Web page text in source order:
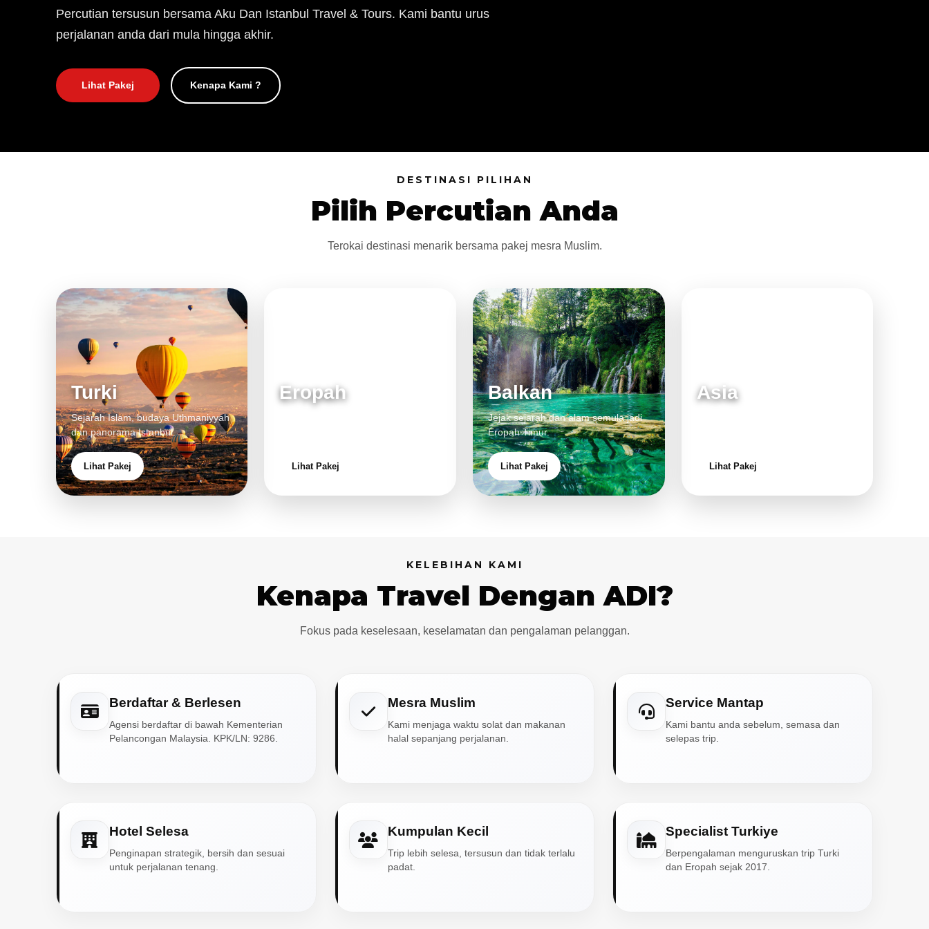
Percutian tersusun bersama Aku Dan Istanbul Travel & Tours. Kami bantu urus
perjalanan anda dari mula hingga akhir.
Lihat Pakej Kenapa Kami ?
DESTINASI PILIHAN
Pilih Percutian Anda
Terokai destinasi menarik bersama pakej mesra Muslim.
Turki
Sejarah Islam, budaya Uthmaniyyah
dan panorama Istanbul.
Lihat Pakej
Eropah
Lihat Pakej
Balkan
Jejak sejarah dan alam semula jadi
Eropah Timur.
Lihat Pakej
Asia
Lihat Pakej
KELEBIHAN KAMI
Kenapa Travel Dengan ADI?
Fokus pada keselesaan, keselamatan dan pengalaman pelanggan.
Berdaftar & Berlesen
Agensi berdaftar di bawah Kementerian
Pelancongan Malaysia. KPK/LN: 9286.
Mesra Muslim
Kami menjaga waktu solat dan makanan
halal sepanjang perjalanan.
Service Mantap
Kami bantu anda sebelum, semasa dan
selepas trip.
Hotel Selesa
Penginapan strategik, bersih dan sesuai
untuk perjalanan tenang.
Kumpulan Kecil
Trip lebih selesa, tersusun dan tidak terlalu
padat.
Specialist Turkiye
Berpengalaman menguruskan trip Turki
dan Eropah sejak 2017.